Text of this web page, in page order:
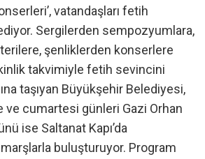
vatandaşları fetih
Sergilerden sempozyumlara,
şenliklerden konserlere
takvimiyle fetih sevincini
taşıyan Büyükşehir Belediyesi,
ve cumartesi günleri Gazi Orhan
ise Saltanat Kapı’da
buluşturuyor. Program